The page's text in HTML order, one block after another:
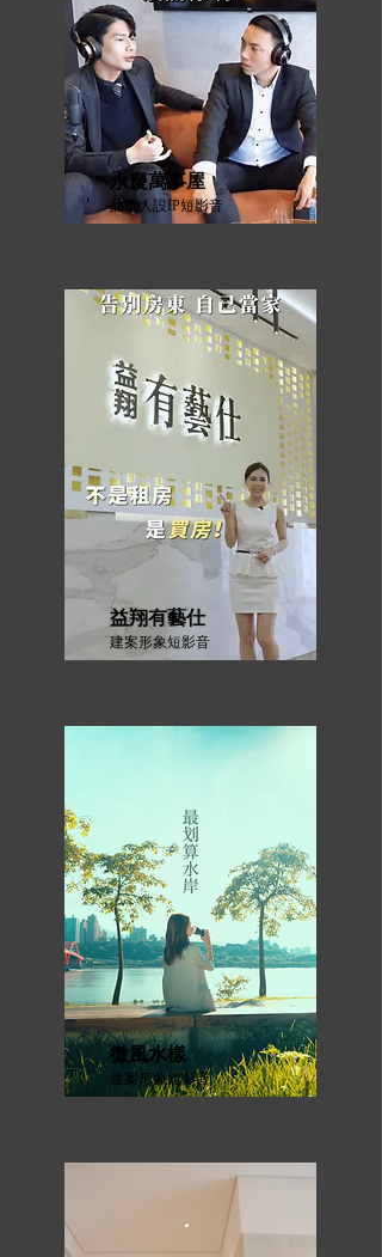
永慶萬事屋
品牌人設IP短影音
益翔有藝仕
建案形象短影音
微風水樣
建案形象短影音